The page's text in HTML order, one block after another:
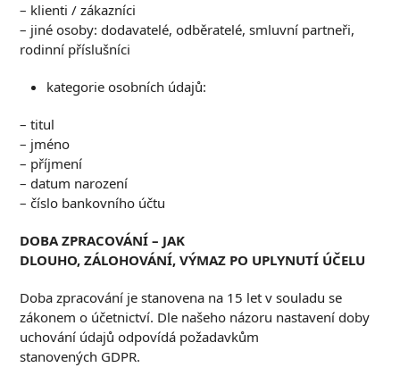
– klienti / zákazníci
– jiné osoby: dodavatelé, odběratelé, smluvní partneři,
rodinní příslušníci
kategorie osobních údajů:
– titul
– jméno
– příjmení
– datum narození
– číslo bankovního účtu
DOBA ZPRACOVÁNÍ – JAK
DLOUHO, ZÁLOHOVÁNÍ, VÝMAZ PO UPLYNUTÍ ÚČELU
Doba zpracování je stanovena na 15 let v souladu se
zákonem o účetnictví. Dle našeho názoru nastavení doby
uchování údajů odpovídá požadavkům
stanovených GDPR.